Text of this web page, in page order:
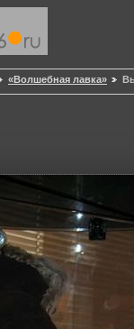
«Волшебная лавка»